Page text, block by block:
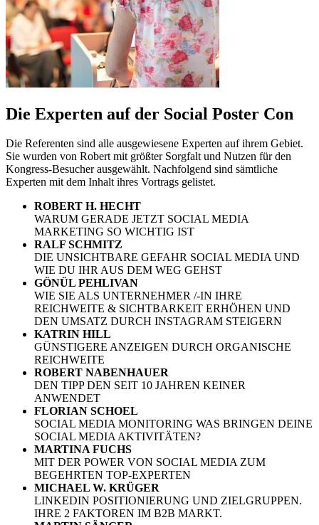
Die Experten auf der Social Poster Con
Die Referenten sind alle ausgewiesene Experten auf ihrem Gebiet.
Sie wurden von Robert mit größter Sorgfalt und Nutzen für den
Kongress-Besucher ausgewählt. Nachfolgend sind sämtliche
Experten mit dem Inhalt ihres Vortrags gelistet.
ROBERT H. HECHT
WARUM GERADE JETZT SOCIAL MEDIA
MARKETING SO WICHTIG IST
RALF SCHMITZ
DIE UNSICHTBARE GEFAHR SOCIAL MEDIA UND
WIE DU IHR AUS DEM WEG GEHST
GÖNÜL PEHLIVAN
WIE SIE ALS UNTERNEHMER /-IN IHRE
REICHWEITE & SICHTBARKEIT ERHÖHEN UND
DEN UMSATZ DURCH INSTAGRAM STEIGERN
KATRIN HILL
GÜNSTIGERE ANZEIGEN DURCH ORGANISCHE
REICHWEITE
ROBERT NABENHAUER
DEN TIPP DEN SEIT 10 JAHREN KEINER
ANWENDET
FLORIAN SCHOEL
SOCIAL MEDIA MONITORING WAS BRINGEN DEINE
SOCIAL MEDIA AKTIVITÄTEN?
MARTINA FUCHS
MIT DER POWER VON SOCIAL MEDIA ZUM
BEGEHRTEN TOP-EXPERTEN
MICHAEL W. KRÜGER
LINKEDIN POSITIONIERUNG UND ZIELGRUPPEN.
IHRE 2 FAKTOREN IM B2B MARKT.